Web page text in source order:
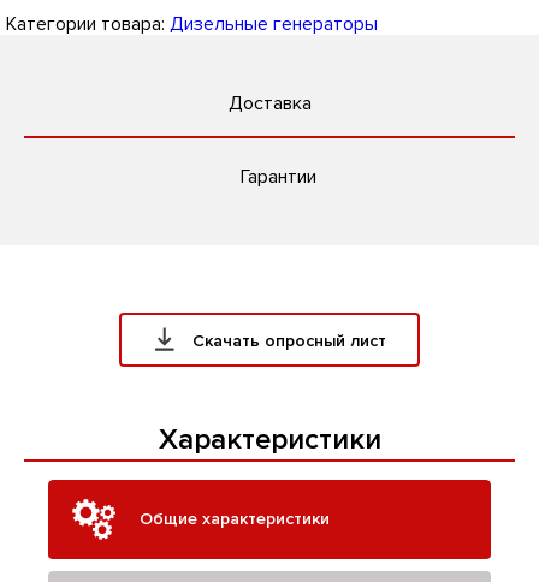
Категории товара: Дизельные генераторы
Доставка
Гарантии
Скачать опросный лист
Характеристики
Общие характеристики